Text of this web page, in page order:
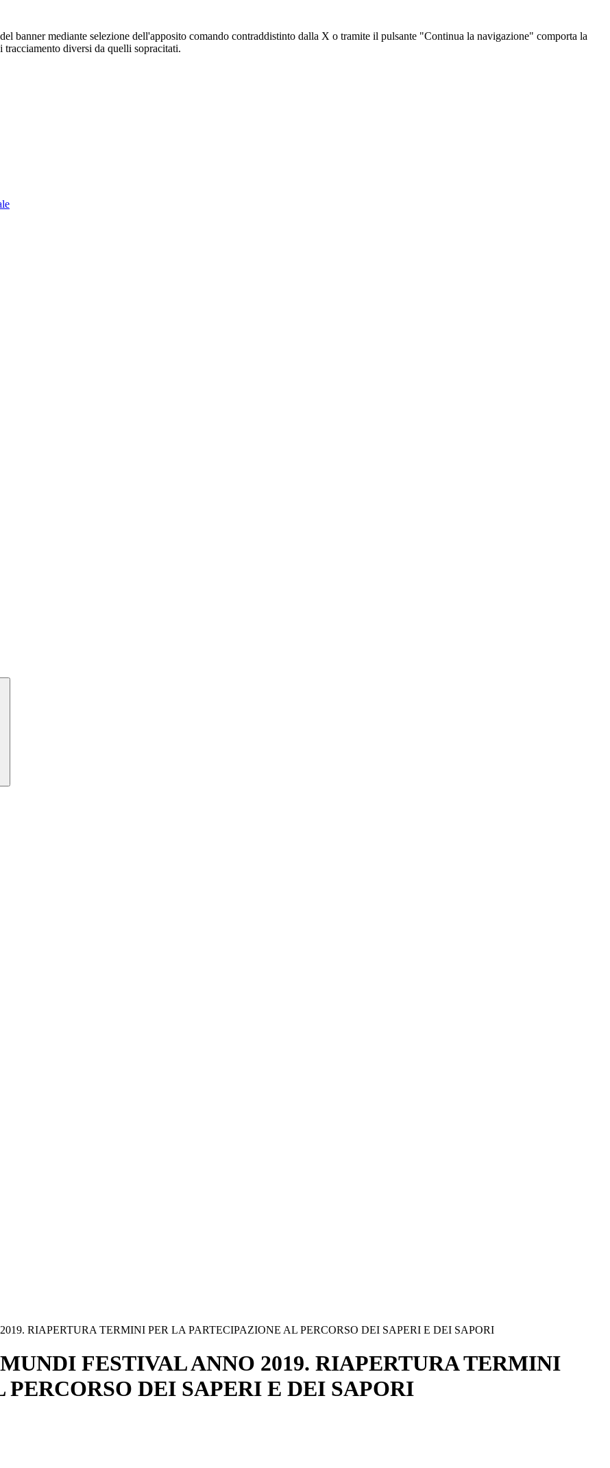
banner mediante selezione dell'apposito comando contraddistinto dalla X o tramite il pulsante "Continua la navigazione" comporta la
diversi da quelli sopracitati.
RIAPERTURA TERMINI PER LA PARTECIPAZIONE AL PERCORSO DEI SAPERI E DEI SAPORI
FESTIVAL ANNO 2019. RIAPERTURA TERMINI
DEI SAPERI E DEI SAPORI